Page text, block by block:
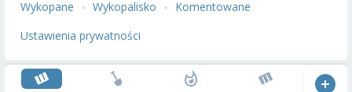
Wykopane
Wykopalisko
Komentowane
Ustawienia prywatności